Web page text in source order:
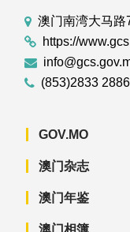
澳门南湾大马
https://
(853)2833 2886
GOV.MO
澳门杂志
澳门年鉴
澳门相簿